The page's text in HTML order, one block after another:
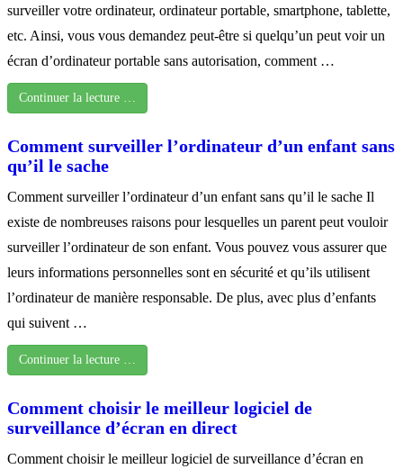
surveiller votre ordinateur, ordinateur portable, smartphone, tablette,
etc. Ainsi, vous vous demandez peut-être si quelqu’un peut voir un
écran d’ordinateur portable sans autorisation, comment …
Continuer la lecture …
Comment surveiller l’ordinateur d’un enfant sans
qu’il le sache
Comment surveiller l’ordinateur d’un enfant sans qu’il le sache Il
existe de nombreuses raisons pour lesquelles un parent peut vouloir
surveiller l’ordinateur de son enfant. Vous pouvez vous assurer que
leurs informations personnelles sont en sécurité et qu’ils utilisent
l’ordinateur de manière responsable. De plus, avec plus d’enfants
qui suivent …
Continuer la lecture …
Comment choisir le meilleur logiciel de
surveillance d’écran en direct
Comment choisir le meilleur logiciel de surveillance d’écran en